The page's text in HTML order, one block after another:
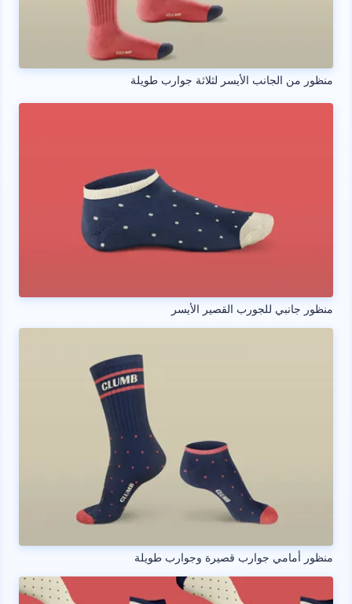
منظور من الجانب الأيسر لثلاثة جوارب طويلة
منظور جانبي للجورب القصير الأيسر
منظور أمامي جوارب قصيرة وجوارب طويلة